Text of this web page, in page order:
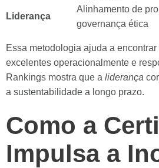
Liderança
Alinhamento de
governança ética
Essa metodologia ajuda a
excelentes operacionalmente e
Rankings mostra que a liderança
a sustentabilidade a longo prazo.
Como a
Impulsa a